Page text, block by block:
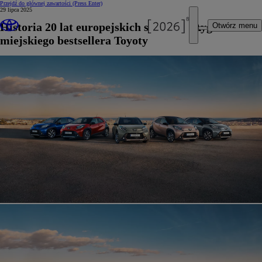
Przejdź do głównej zawartości (Press Enter)
Otwórz menu
29 lipca 2025
Historia 20 lat europejskich sukcesów Aygo –
miejskiego bestsellera Toyoty